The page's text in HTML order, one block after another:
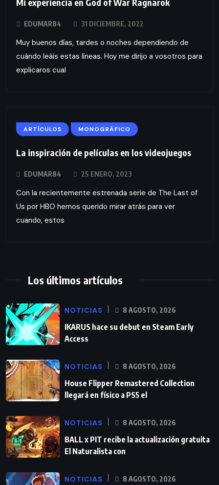
EDUMAR84 31 DICIEMBRE, 2022
Muy buenos días, tardes o noches dependiendo de
cuándo leáis estas líneas. Hoy me dirijo a vosotros para
explicaros cual
ARTÍCULOS MONOGRÁFICO
La inspiración de películas en los videojuegos
EDUMAR84 25 ENERO, 2023
Con la recientemente estrenada serie de The Last of
Us por HBO hemos querido mirar atrás para ver
cuando, estos
Los últimos artículos
NOTICIAS 8 AGOSTO, 2026
IKARUS hace su debut en Steam Early
Access
NOTICIAS 8 AGOSTO, 2026
House Flipper Remastered Collection
llegará en físico a PS5 el
NOTICIAS 8 AGOSTO, 2026
BALL x PIT recibe la actualización gratuita
El Naturalista con
NOTICIAS 8 AGOSTO, 2026